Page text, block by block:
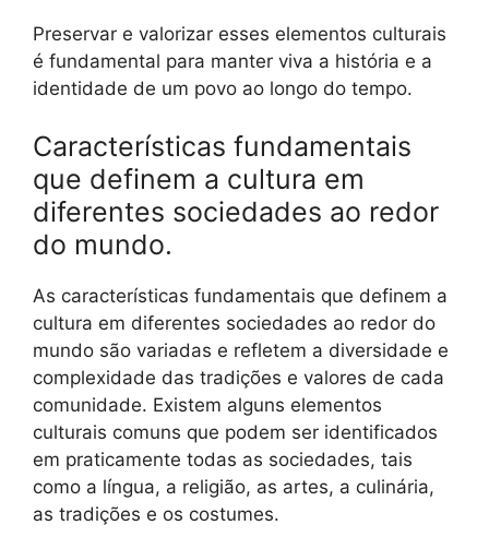
Preservar e valorizar esses elementos culturais
é fundamental para manter viva a história e a
identidade de um povo ao longo do tempo.
Características fundamentais
que definem a cultura em
diferentes sociedades ao redor
do mundo.
As características fundamentais que definem a
cultura em diferentes sociedades ao redor do
mundo são variadas e refletem a diversidade e
complexidade das tradições e valores de cada
comunidade. Existem alguns elementos
culturais comuns que podem ser identificados
em praticamente todas as sociedades, tais
como a língua, a religião, as artes, a culinária,
as tradições e os costumes.